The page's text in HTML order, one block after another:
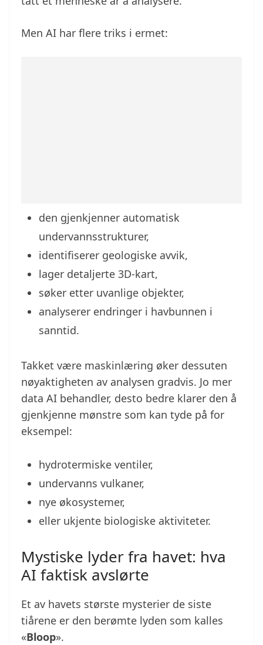
Men AI har flere triks i ermet:
den gjenkjenner automatisk
undervannsstrukturer,
identifiserer geologiske avvik,
lager detaljerte 3D-kart,
søker etter uvanlige objekter,
analyserer endringer i havbunnen i
sanntid.
Takket være maskinlæring øker dessuten
nøyaktigheten av analysen gradvis. Jo mer
data AI behandler, desto bedre klarer den å
gjenkjenne mønstre som kan tyde på for
eksempel:
hydrotermiske ventiler,
undervanns vulkaner,
nye økosystemer,
eller ukjente biologiske aktiviteter.
Mystiske lyder fra havet: hva
AI faktisk avslørte
Et av havets største mysterier de siste
tiårene er den berømte lyden som kalles
«Bloop».